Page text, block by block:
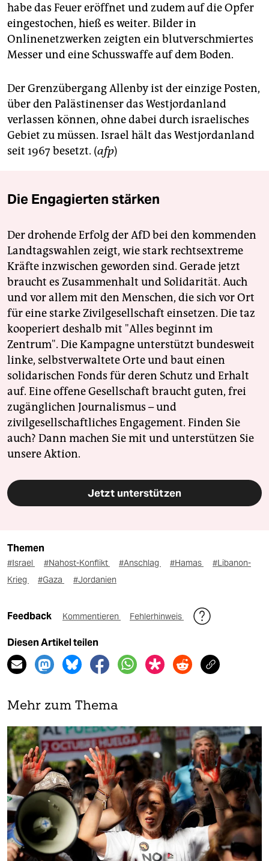
habe das Feuer eröffnet und zudem auf die Opfer
eingestochen, hieß es weiter. Bilder in
Onlinenetzwerken zeigten ein blutverschmiertes
Messer und eine Schusswaffe auf dem Boden.
Der Grenzübergang Allenby ist der einzige Posten,
über den Palästinenser das Westjordanland
verlassen können, ohne dabei durch israelisches
Gebiet zu müssen. Israel hält das Westjordanland
seit 1967 besetzt. (afp)
Die Engagierten stärken
Der drohende Erfolg der AfD bei den kommenden
Landtagswahlen zeigt, wie stark rechtsextreme
Kräfte inzwischen geworden sind. Gerade jetzt
braucht es Zusammenhalt und Solidarität. Auch
und vor allem mit den Menschen, die sich vor Ort
für eine starke Zivilgesellschaft einsetzen. Die taz
kooperiert deshalb mit "Alles beginnt im
Zentrum". Die Kampagne unterstützt bundesweit
linke, selbstverwaltete Orte und baut einen
solidarischen Fonds für deren Schutz und Erhalt
auf. Eine offene Gesellschaft braucht guten, frei
zugänglichen Journalismus – und
zivilgesellschaftliches Engagement. Finden Sie
auch? Dann machen Sie mit und unterstützen Sie
unsere Aktion.
Jetzt unterstützen
Themen
#Israel #Nahost-Konflikt #Anschlag #Hamas
#Libanon-
Krieg
#Gaza #Jordanien
Feedback Kommentieren Fehlerhinweis
Diesen Artikel teilen
Mehr zum Thema